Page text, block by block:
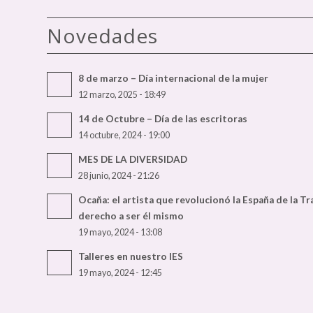
Novedades
8 de marzo – Día internacional de la mujer
12 marzo, 2025 - 18:49
14 de Octubre – Día de las escritoras
14 octubre, 2024 - 19:00
MES DE LA DIVERSIDAD
28 junio, 2024 - 21:26
Ocaña: el artista que revolucionó la España de la
derecho a ser él mismo
19 mayo, 2024 - 13:08
Talleres en nuestro IES
19 mayo, 2024 - 12:45